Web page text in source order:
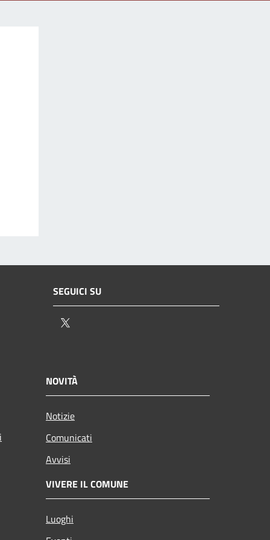
SEGUICI SU
NOVITÀ
Notizie
Comunicati
Avvisi
VIVERE IL COMUNE
Luoghi